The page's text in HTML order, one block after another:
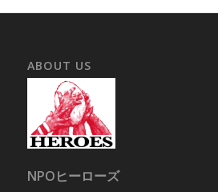
ABOUT US
NPOヒーローズ